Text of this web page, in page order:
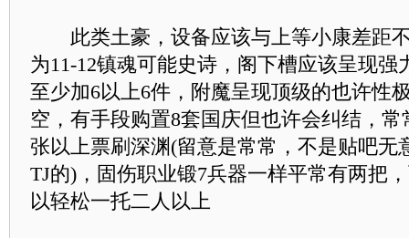
此类土豪，设备应该与上等小康差距
为11-12镇魂可能史诗，阁下槽应该呈现强
至少加6以上6件，附魔呈现顶级的也许性
空，有手段购置8套国庆但也许会纠结，常
张以上票刷深渊(留意是常常，不是贴吧无
TJ的)，固伤职业锻7兵器一样平常有两把
以轻松一托二人以上